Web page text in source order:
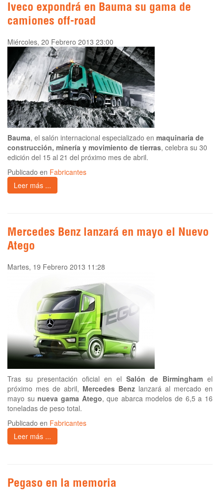
Iveco expondrá en Bauma su gama de
camiones off-road
Miércoles, 20 Febrero 2013 23:00
Bauma, el salón internacional especializado en maquinaria de
construcción, minería y movimiento de tierras, celebra su 30
edición del 15 al 21 del próximo mes de abril.
Publicado en Fabricantes
Leer más ...
Mercedes Benz lanzará en mayo el Nuevo
Atego
Martes, 19 Febrero 2013 11:28
Tras su presentación oficial en el Salón de Birmingham el
próximo mes de abril, Mercedes Benz lanzará al mercado en
mayo su nueva gama Atego, que abarca modelos de 6,5 a 16
toneladas de peso total.
Publicado en Fabricantes
Leer más ...
Pegaso en la memoria